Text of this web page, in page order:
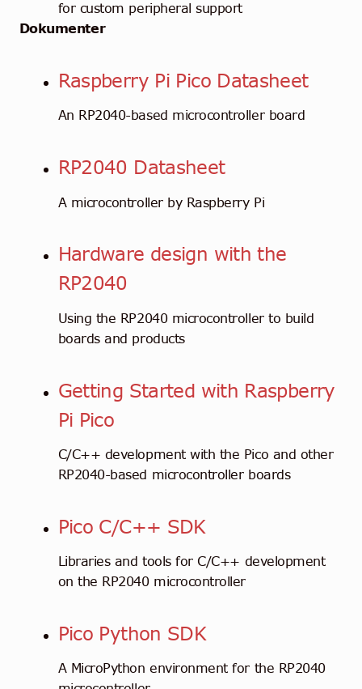
for custom peripheral support
Dokumenter
Raspberry Pi Pico Datasheet
An RP2040-based microcontroller board
RP2040 Datasheet
A microcontroller by Raspberry Pi
Hardware design with the
RP2040
Using the RP2040 microcontroller to build
boards and products
Getting Started with Raspberry
Pi Pico
C/C++ development with the Pico and other
RP2040-based microcontroller boards
Pico C/C++ SDK
Libraries and tools for C/C++ development
on the RP2040 microcontroller
Pico Python SDK
A MicroPython environment for the RP2040